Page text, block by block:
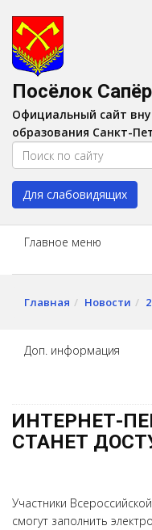
Посёлок
Официальный сайт
образования Санкт-
Для слабовидящих
Главное меню
Главная Новости
Доп. информация
ИНТЕРНЕТ-
СТАНЕТ
Участники
смогут заполнить